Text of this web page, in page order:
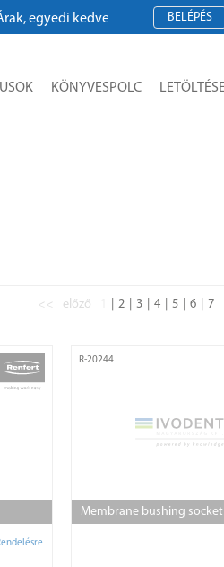
kedvezmények BELÉPÉS
KÖNYVESPOLC
<< előző 2 3 4 5 6 7
R-20244
Membrane bushing socket